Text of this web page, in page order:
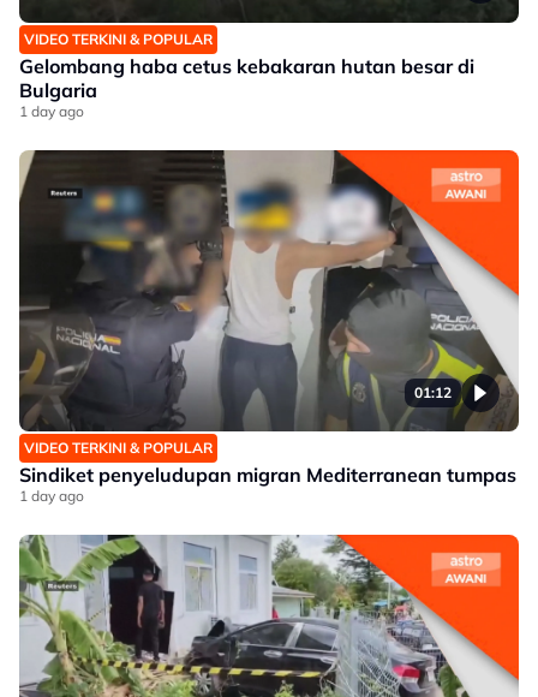
VIDEO TERKINI & POPULAR
Gelombang haba cetus kebakaran hutan besar di
Bulgaria
1 day ago
01:12
VIDEO TERKINI & POPULAR
Sindiket penyeludupan migran Mediterranean tumpas
1 day ago